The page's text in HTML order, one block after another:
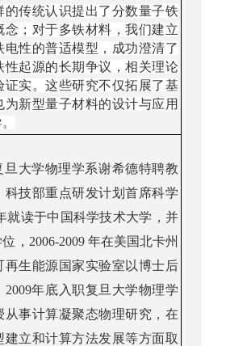
的传统认识提出了分数量子铁
念；对于多铁材料，我们建立
电性的普适模型，成功澄清了
性起源的长期争议，相关理论
证实。这些研究不仅拓展了基
为新型量子材料的设计与应用
旦大学物理学系谢希德特聘教
科技部重点研发计划首席科学
就读于中国科学技术大学，并
， 2006-2009 年在美国北卡州
再生能源国家实验室以博士后
2009年底入职复旦大学物理学
从事计算凝聚态物理研究，在
建立和计算方法发展等方面取